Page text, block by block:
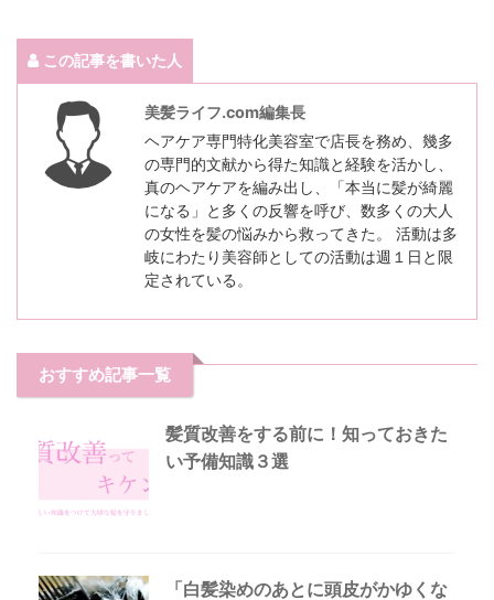
この記事を書いた人
美髪ライフ.com編集長
ヘアケア専門特化美容室で店長を務め、幾多
の専門的文献から得た知識と経験を活かし、
真のヘアケアを編み出し、「本当に髪が綺麗
になる」と多くの反響を呼び、数多くの大人
の女性を髪の悩みから救ってきた。 活動は多
岐にわたり美容師としての活動は週１日と限
定されている。
おすすめ記事一覧
髪質改善をする前に！知っておきた
い予備知識３選
「白髪染めのあとに頭皮がかゆくな